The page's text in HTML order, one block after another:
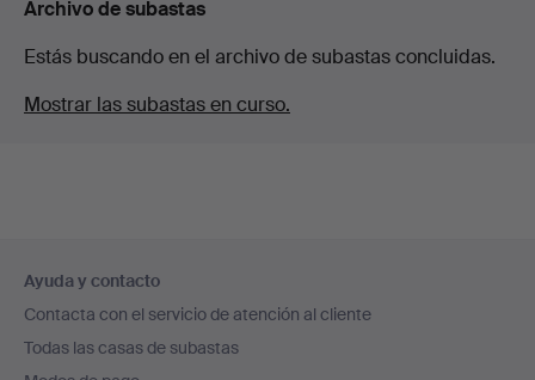
Archivo de subastas
Estás buscando en el archivo de subastas concluidas.
Mostrar las subastas en curso.
en
el
pie
Ayuda y contacto
Contacta con el servicio de atención al cliente
Todas las casas de subastas